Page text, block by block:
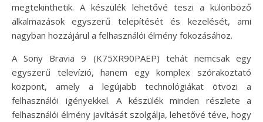
megtekinthetik. A készülék lehetővé teszi a különböző
alkalmazások egyszerű telepítését és kezelését, ami
nagyban hozzájárul a felhasználói élmény fokozásához.
A Sony Bravia 9 (K75XR90PAEP) tehát nemcsak egy
egyszerű televízió, hanem egy komplex szórakoztató
központ, amely a legújabb technológiákat ötvözi a
felhasználói igényekkel. A készülék minden részlete a
felhasználói élmény javítását szolgálja, lehetővé téve, hogy